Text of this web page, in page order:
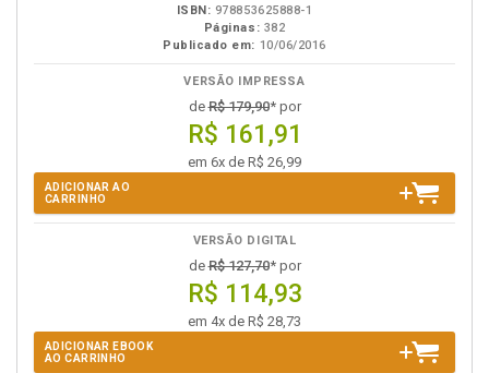
ISBN: 978853625888-1
Páginas: 382
Publicado em: 10/06/2016
VERSÃO IMPRESSA
deR$ 179,90* por
R$ 161,91
em 6x de R$ 26,99
ADICIONAR AO
CARRINHO
VERSÃO DIGITAL
deR$ 127,70* por
R$ 114,93
em 4x de R$ 28,73
ADICIONAR EBOOK
AO CARRINHO